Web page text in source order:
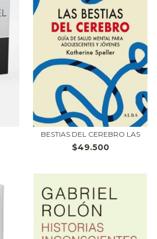
BESTIAS DEL CEREBRO LAS
$49.500